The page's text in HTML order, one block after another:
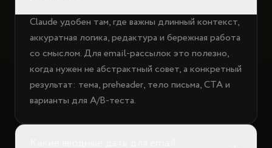
Claude удобен там, где важны длинный контекст,
аккуратная логика, редактура и бережная работа
со смыслом. Для email-рассылок это полезно,
когда нужен не абстрактный совет, а конкретный
результат: тема, preheader, тело письма, CTA и
варианты для A/B-теста.